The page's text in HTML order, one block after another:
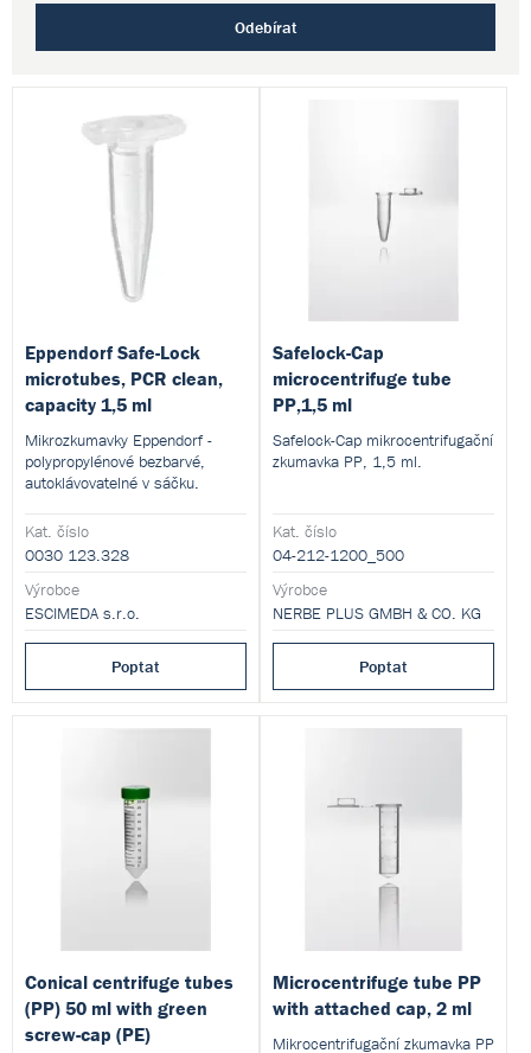
Odebírat
Eppendorf Safe-Lock
microtubes, PCR clean,
capacity 1,5 ml
Mikrozkumavky Eppendorf -
polypropylénové bezbarvé,
autoklávovatelné v sáčku.
Kat. číslo
0030 123.328
Výrobce
ESCIMEDA s.r.o.
Poptat
Safelock-Cap
microcentrifuge tube
PP,1,5 ml
Safelock-Cap mikrocentrifugační
zkumavka PP, 1,5 ml.
Kat. číslo
04-212-1200_500
Výrobce
NERBE PLUS GMBH & CO. KG
Poptat
Conical centrifuge tubes
(PP) 50 ml with green
screw-cap (PE)
Microcentrifuge tube PP
with attached cap, 2 ml
Mikrocentrifugační zkumavka PP